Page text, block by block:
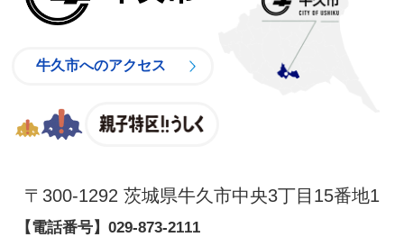
牛久市へのアクセス
〒300-1292 茨城県牛久市中央3丁目15番地1
【電話番号】 029-873-2111